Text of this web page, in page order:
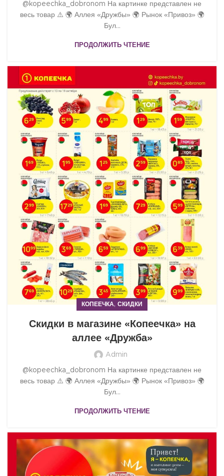
@kopeechka_dobronom На картинке представлен не
весь товар ⚠️ 🌍 Аллея «Дружбы» 🌍 Рынок «Привоз» 🌍
Бул...
ПРОДОЛЖИТЬ ЧТЕНИЕ
КОПЕЕЧКА, СКИДКИ
Скидки в магазине «Копеечка» на
аллее «Дружба»
Admin
@kopeechka_dobronom На картинке представлен не
весь товар ⚠️ 🌍 Аллея «Дружбы» 🌍 Рынок «Привоз» 🌍
Бул...
ПРОДОЛЖИТЬ ЧТЕНИЕ